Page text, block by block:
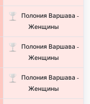
Полония Варшава -
Женщины
Полония Варшава -
Женщины
Полония Варшава -
Женщины